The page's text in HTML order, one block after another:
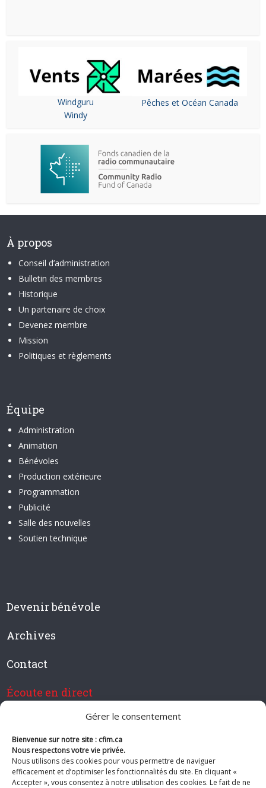
Gérer le consentement
Bienvenue sur notre site : cfim.ca
Nous respectons votre vie privée.
Nous utilisons des cookies pour vous permettre de naviguer
efficacement et d’optimiser les fonctionnalités du site. En cliquant «
Accepter », vous consentez à notre utilisation des cookies. Le fait de ne
Windguru
Windy
Pêches et Océan Canada
À propos
Conseil d’administration
Bulletin des membres
Historique
Un partenaire de choix
Devenez membre
Mission
Politiques et règlements
Équipe
Administration
Animation
Bénévoles
Production extérieure
Programmation
Publicité
Salle des nouvelles
Soutien technique
Devenir bénévole
Archives
Contact
Écoute en direct
Devenir membre de CFIM